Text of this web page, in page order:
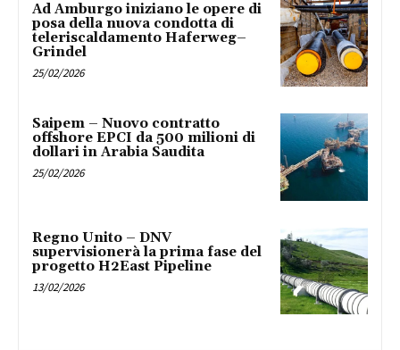
Ad Amburgo iniziano le opere di
posa della nuova condotta di
teleriscaldamento Haferweg–
Grindel
25/02/2026
Saipem – Nuovo contratto
offshore EPCI da 500 milioni di
dollari in Arabia Saudita
25/02/2026
Regno Unito – DNV
supervisionerà la prima fase del
progetto H2East Pipeline
13/02/2026